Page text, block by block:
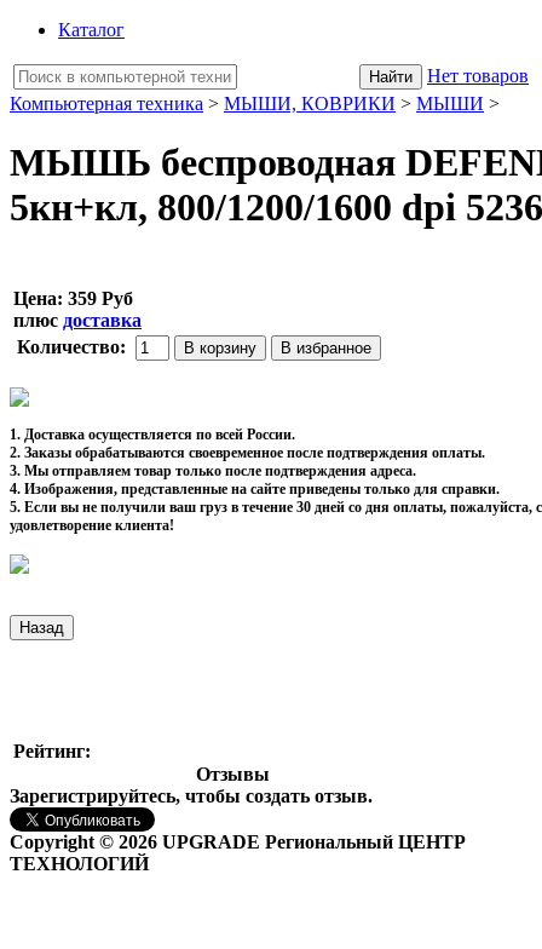
Каталог
Нет товаров
Компьютерная техника > МЫШИ, КОВРИКИ > МЫШИ >
МЫШЬ беспроводная
5кн+кл, 800/1200/1600 dpi
Цена: 359 Руб
плюс доставка
Количество:
1. Доставка осуществляется по всей России.
2. Заказы обрабатываются своевременное после подтверждения оплаты.
3. Мы отправляем товар только после подтверждения адреса.
4. Изображения, представленные на сайте приведены только для справки.
5. Если вы не получили ваш груз в течение 30 дней со дня оплаты,
удовлетворение клиента!
Рейтинг:
Отзывы
Зарегистрируйтесь, чтобы создать отзыв.
Copyright © 2026 UPGRADE Региональный ЦЕНТР
ТЕХНОЛОГИЙ